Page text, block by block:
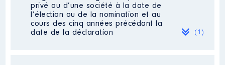
Rémunération ou gratification
privé ou d’une société à la date de
l’élection ou de la nomination et au
cours des cinq années précédant la
date de la déclaration
(1)